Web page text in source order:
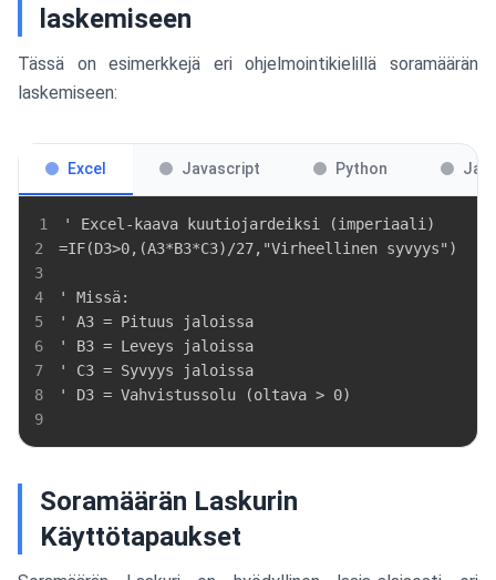
laskemiseen
Tässä on esimerkkejä eri ohjelmointikielillä soramäärän
laskemiseen:
Excel Javascript Python
1
2
3
4
5
6
7
8
9
Soramäärän Laskurin
Käyttötapaukset